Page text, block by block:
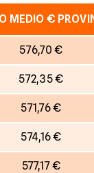
MEDIO €
576,70 €
572,35 €
571,76 €
574,16 €
577,17 €